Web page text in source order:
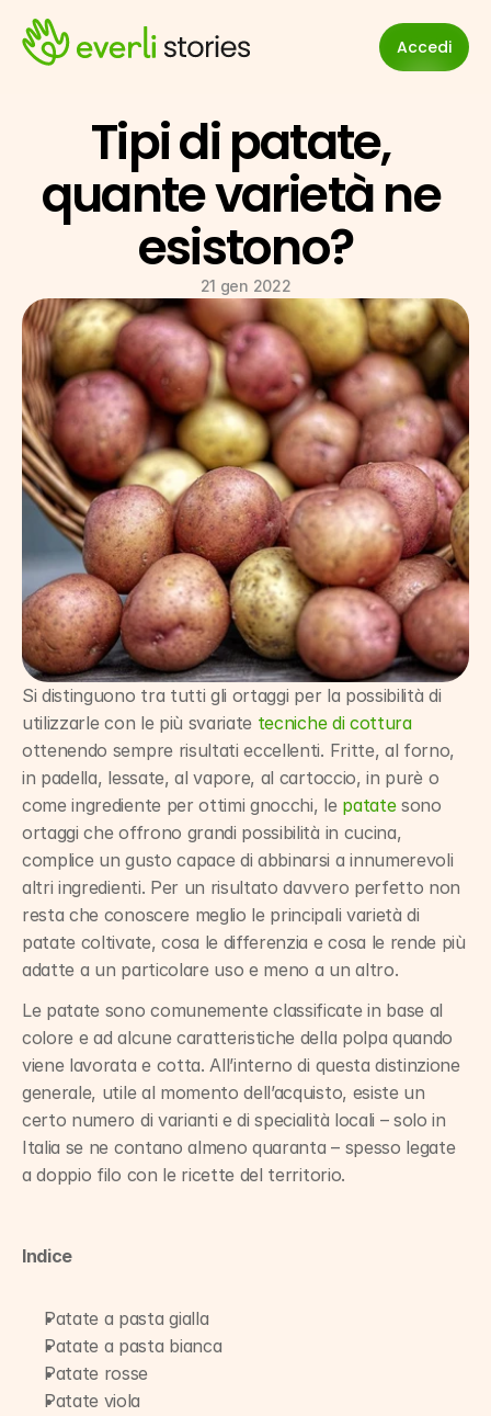
Accedi
Tipi di patate,
quante varietà ne
esistono?
21 gen 2022
Si distinguono tra tutti gli ortaggi per la possibilità di
utilizzarle con le più svariate tecniche di cottura
ottenendo sempre risultati eccellenti. Fritte, al forno,
in padella, lessate, al vapore, al cartoccio, in purè o
come ingrediente per ottimi gnocchi, le patate sono
ortaggi che offrono grandi possibilità in cucina,
complice un gusto capace di abbinarsi a innumerevoli
altri ingredienti. Per un risultato davvero perfetto non
resta che conoscere meglio le principali varietà di
patate coltivate, cosa le differenzia e cosa le rende più
adatte a un particolare uso e meno a un altro.
Le patate sono comunemente classificate in base al
colore e ad alcune caratteristiche della polpa quando
viene lavorata e cotta. All’interno di questa distinzione
generale, utile al momento dell’acquisto, esiste un
certo numero di varianti e di specialità locali – solo in
Italia se ne contano almeno quaranta – spesso legate
a doppio filo con le ricette del territorio.
Indice
Patate a pasta gialla
Patate a pasta bianca
Patate rosse
Patate viola